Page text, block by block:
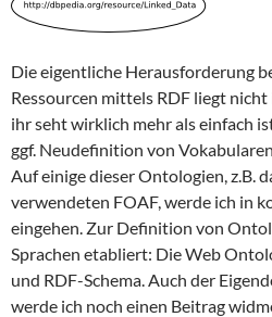
Die eigentliche Herausforderung
Ressourcen mittels RDF liegt
ihr seht wirklich mehr als einfach
ggf. Neudefinition von
Auf einige dieser Ontologien, z.B.
verwendeten FOAF, werde ich in
eingehen. Zur Definition von
Sprachen etabliert: Die Web
und RDF-Schema. Auch der
werde ich noch einen Beitrag